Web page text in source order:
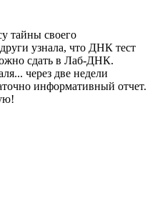
тайны своего
узнала, что ДНК тест
сдать в Лаб-ДНК.
через две недели
информативный отчет.